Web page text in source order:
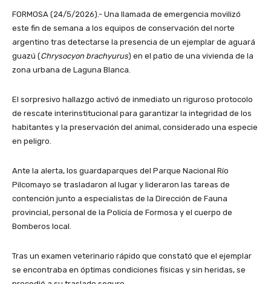
FORMOSA (24/5/2026).- Una llamada de emergencia movilizó
este fin de semana a los equipos de conservación del norte
argentino tras detectarse la presencia de un ejemplar de aguará
guazú (Chrysocyon brachyurus) en el patio de una vivienda de la
zona urbana de Laguna Blanca.
El sorpresivo hallazgo activó de inmediato un riguroso protocolo
de rescate interinstitucional para garantizar la integridad de los
habitantes y la preservación del animal, considerado una especie
en peligro.
Ante la alerta, los guardaparques del Parque Nacional Río
Pilcomayo se trasladaron al lugar y lideraron las tareas de
contención junto a especialistas de la Dirección de Fauna
provincial, personal de la Policía de Formosa y el cuerpo de
Bomberos local.
Tras un examen veterinario rápido que constató que el ejemplar
se encontraba en óptimas condiciones físicas y sin heridas, se